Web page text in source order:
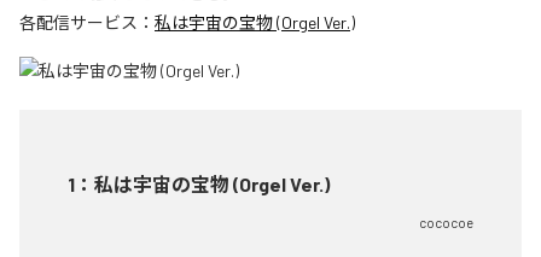
各配信サービス： 私は宇宙の宝物 (Orgel Ver.)
1 ： 私は宇宙の宝物 (Orgel Ver.)
cococoe